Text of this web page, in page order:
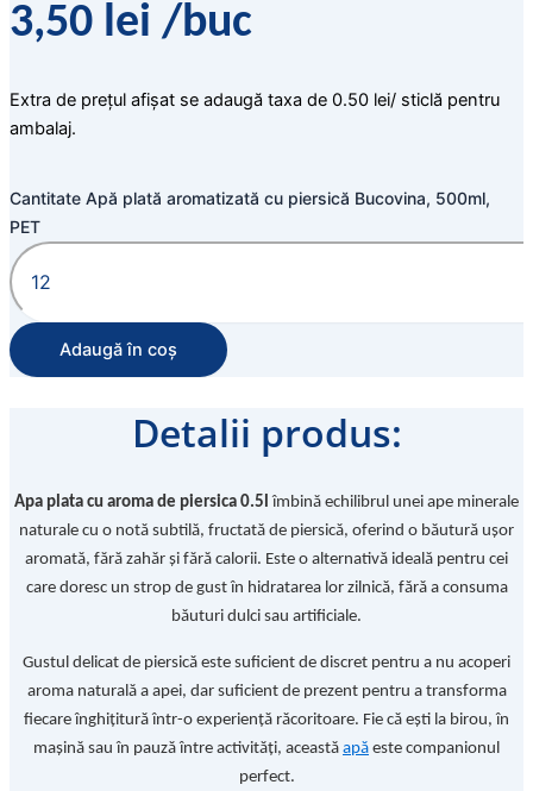
3,50 lei /buc
Extra de prețul afișat se adaugă taxa de 0.50 lei/ sticlă pentru
ambalaj.
Cantitate Apă plată aromatizată cu piersică Bucovina, 500ml,
PET
Adaugă în coș
Detalii produs:
Apa plata cu aroma de piersica 0.5l îmbină echilibrul unei ape minerale
naturale cu o notă subtilă, fructată de piersică, oferind o băutură ușor
aromată, fără zahăr și fără calorii. Este o alternativă ideală pentru cei
care doresc un strop de gust în hidratarea lor zilnică, fără a consuma
băuturi dulci sau artificiale.
Gustul delicat de piersică este suficient de discret pentru a nu acoperi
aroma naturală a apei, dar suficient de prezent pentru a transforma
fiecare înghițitură într-o experiență răcoritoare. Fie că ești la birou, în
mașină sau în pauză între activități, această apă este companionul
perfect.